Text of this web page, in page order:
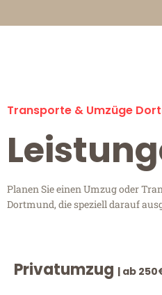
Transporte & Umzüge
Planen Sie einen Umzug oder
Dortmund, die speziell darauf
Privatumzug | ab